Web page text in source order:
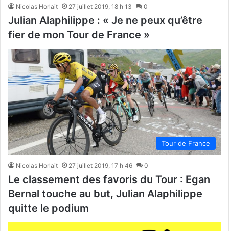
Nicolas Horlait 27 juillet 2019, 18 h 13 0
Julian Alaphilippe : « Je ne peux qu’être
fier de mon Tour de France »
Tour de France
Nicolas Horlait 27 juillet 2019, 17 h 46 0
Le classement des favoris du Tour : Egan
Bernal touche au but, Julian Alaphilippe
quitte le podium